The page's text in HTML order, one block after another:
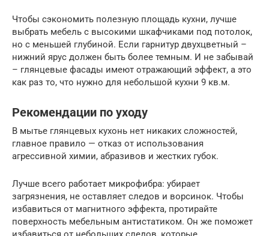
Чтобы сэкономить полезную площадь кухни, лучше
выбрать мебель с высокими шкафчиками под потолок,
но с меньшей глубиной. Если гарнитур двухцветный –
нижний ярус должен быть более темным. И не забывай
– глянцевые фасады имеют отражающий эффект, а это
как раз то, что нужно для небольшой кухни 9 кв.м.
Рекомендации по уходу
В мытье глянцевых кухонь нет никаких сложностей,
главное правило — отказ от использования
агрессивной химии, абразивов и жестких губок.
Лучше всего работает микрофибра: убирает
загрязнения, не оставляет следов и ворсинок. Чтобы
избавиться от магнитного эффекта, протирайте
поверхность мебельным антистатиком. Он же поможет